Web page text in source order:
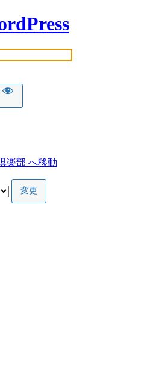
楽部 へ移動